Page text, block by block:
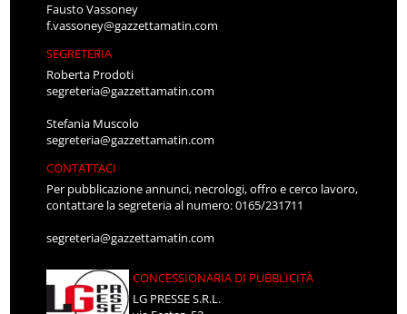
Fausto Vassoney
f.vassoney@gazzettamatin.com
SEGRETERIA
Roberta Prodoti
segreteria@gazzettamatin.com
Stefania Muscolo
segreteria@gazzettamatin.com
CONTATTACI
Per pubblicazione annunci, necrologi, offro e cerco lavoro,
contattare la segreteria al numero: 0165/231711
segreteria@gazzettamatin.com
CONCESSIONARIA DI PUBBLICITÀ
LG PRESSE S.R.L.